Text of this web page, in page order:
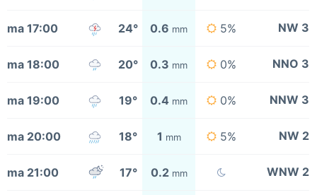
ma 17:00 24° 0.6 mm 5% NW 3
ma 18:00 20° 0.3 mm 0% NNO 3
ma 19:00 19° 0.4 mm 0% NNW 3
ma 20:00 18° 1 mm 5% NW 2
ma 21:00 17° 0.2 mm WNW 2